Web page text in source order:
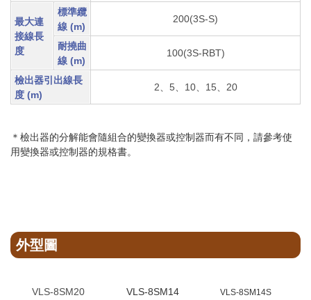
最大連
接線長
度
標準纜
線 (m)
200(3S-S)
耐撓曲
線 (m)
100(3S-RBT)
檢出器引出線長
度 (m)
2、5、10、15、20
＊檢出器的分解能會隨組合的變換器或控制器而有不同，請參考使
用變換器或控制器的規格書。
外型圖
VLS-8SM20 VLS-8SM14 VLS-8SM14S